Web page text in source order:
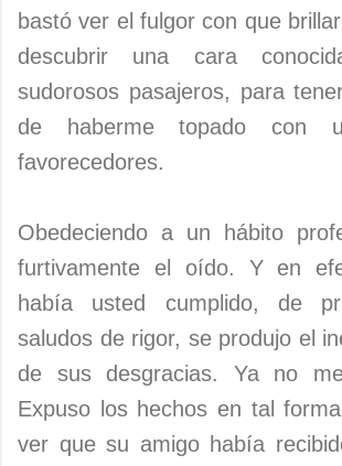
bastó ver el fulgor con que
descubrir una cara
sudorosos pasajeros, para
de haberme topado con
favorecedores.
Obedeciendo a un hábito
furtivamente el oído. Y en
había usted cumplido, de
saludos de rigor, se produjo el
de sus desgracias. Ya no
Expuso los hechos en tal
ver que su amigo había